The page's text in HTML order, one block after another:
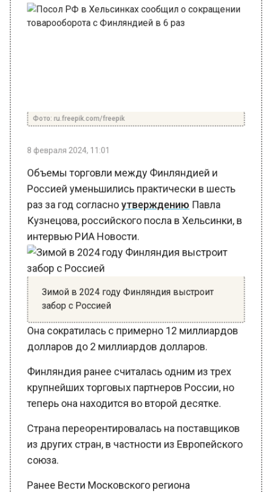
Объемы торговли между Финляндией и
Россией уменьшились практически в шесть
раз за год согласноутверждениюПавла
Кузнецова, российского посла в Хельсинки, в
интервью РИА Новости.
Зимой в 2024 году Финляндия выстроит
забор с Россией
Она сократилась с примерно 12 миллиардов
долларов до 2 миллиардов долларов.
Финляндия ранее считалась одним из трех
крупнейших торговых партнеров России, но
теперь она находится во второй десятке.
Страна переорентировалась на поставщиков
из других стран, в частности из Европейского
союза.